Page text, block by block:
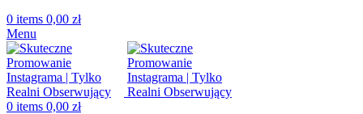
0 items 0,00 zł
Menu
0 items 0,00 zł